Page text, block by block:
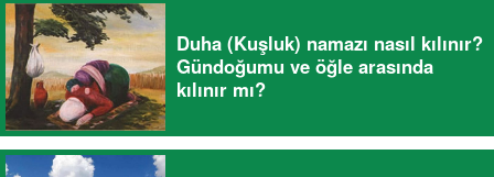
Duha (Kuşluk) namazı nasıl kılınır?
Gündoğumu ve öğle arasında
kılınır mı?